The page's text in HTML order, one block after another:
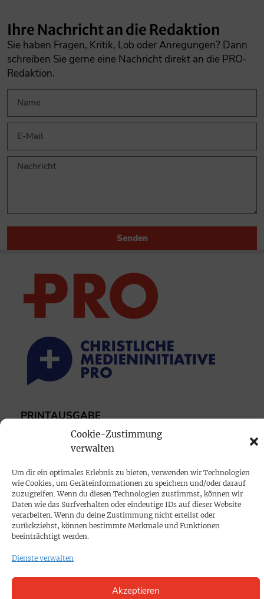
Cookie-Zustimmung
verwalten
Um dir ein optimales Erlebnis zu bieten, verwenden wir Technologien
wie Cookies, um Geräteinformationen zu speichern und/oder darauf
zuzugreifen. Wenn du diesen Technologien zustimmst, können wir
Daten wie das Surfverhalten oder eindeutige IDs auf dieser Website
verarbeiten. Wenn du deine Zustimmung nicht erteilst oder
zurückziehst, können bestimmte Merkmale und Funktionen
beeinträchtigt werden.
Dienste verwalten
Akzeptieren
Ihre Nachricht an die Redaktion
Sie haben Fragen, Kritik, Lob oder Anregungen? Dann
schreiben Sie gerne eine Nachricht direkt an die PRO-
Redaktion.
Senden
PRINTAUSGABE
Mediadaten
PROKOMPAKT
Impressum
SPENDEN
Datenschutz